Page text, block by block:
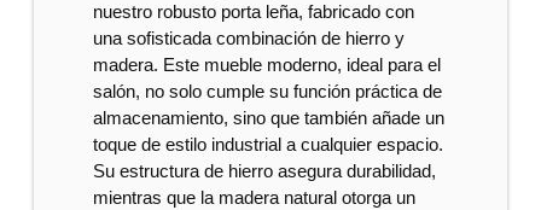
nuestro robusto porta leña, fabricado con
una sofisticada combinación de hierro y
madera. Este mueble moderno, ideal para el
salón, no solo cumple su función práctica de
almacenamiento, sino que también añade un
toque de estilo industrial a cualquier espacio.
Su estructura de hierro asegura durabilidad,
mientras que la madera natural otorga un